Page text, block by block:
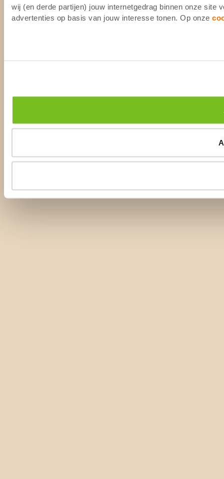
wij (en derde partijen) jouw internetgedrag binnen onze site
advertenties op basis van jouw interesse tonen. Op onze